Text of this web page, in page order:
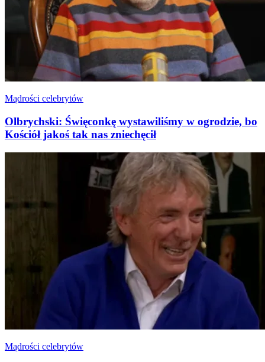
Mądrości celebrytów
Olbrychski: Święconkę wystawiliśmy w ogrodzie, bo
Kościół jakoś tak nas zniechęcił
Mądrości celebrytów